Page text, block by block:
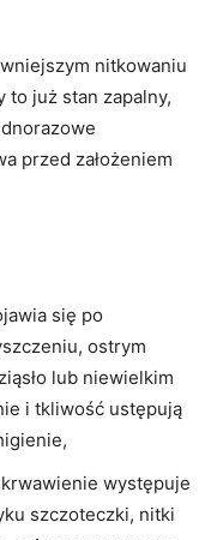
nitkowaniu
to już stan zapalny,
przed założeniem
się po
ostrym
lub niewielkim
i tkliwość ustępują
występuje
szczoteczki, nitki